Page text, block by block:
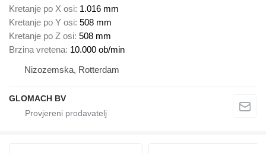
Kretanje po X osi 1.016 mm
Kretanje po Y osi 508 mm
Kretanje po Z osi 508 mm
Brzina vretena 10.000 ob/min
Nizozemska, Rotterdam
GLOMACH BV